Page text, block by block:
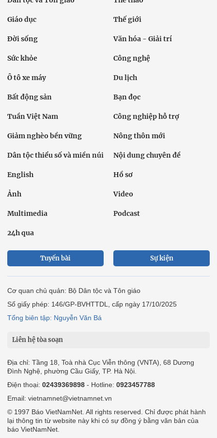
Giáo dục Thế giới
Đời sống Văn hóa - Giải trí
Sức khỏe Công nghệ
Ô tô xe máy Du lịch
Bất động sản Bạn đọc
Tuần Việt Nam Công nghiệp hỗ trợ
Giảm nghèo bền vững Nông thôn mới
Dân tộc thiểu số và miền núi Nội dung chuyên đề
English Hồ sơ
Ảnh Video
Multimedia Podcast
24h qua
Tuyến bài Sự kiện
Cơ quan chủ quản: Bộ Dân tộc và Tôn giáo
Số giấy phép: 146/GP-BVHTTDL, cấp ngày 17/10/2025
Tổng biên tập: Nguyễn Văn Bá
Liên hệ tòa soạn
Địa chỉ: Tầng 18, Toà nhà Cục Viễn thông (VNTA), 68 Dương
Đình Nghệ, phường Cầu Giấy, TP. Hà Nội.
Điện thoại: 02439369898 - Hotline: 0923457788
Email: vietnamnet@vietnamnet.vn
© 1997 Báo VietNamNet. All rights reserved. Chỉ được phát hành
lại thông tin từ website này khi có sự đồng ý bằng văn bản của
báo VietNamNet.